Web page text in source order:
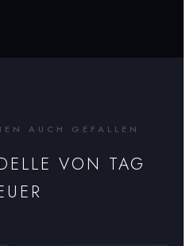
AUCH GEFALLEN
VON TAG